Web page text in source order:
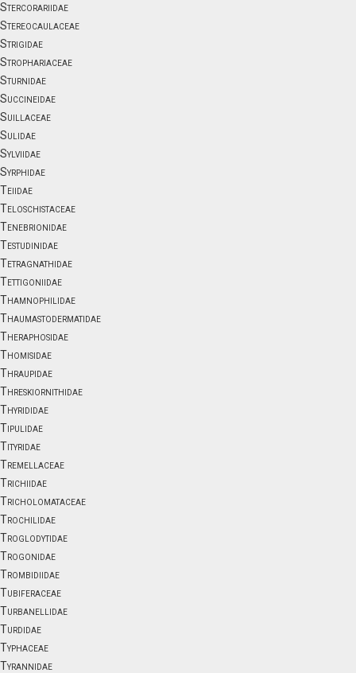
Stercorariidae
Stereocaulaceae
Strigidae
Strophariaceae
Sturnidae
Succineidae
Suillaceae
Sulidae
Sylviidae
Syrphidae
Teiidae
Teloschistaceae
Tenebrionidae
Testudinidae
Tetragnathidae
Tettigoniidae
Thamnophilidae
Thaumastodermatidae
Theraphosidae
Thomisidae
Thraupidae
Threskiornithidae
Thyrididae
Tipulidae
Tityridae
Tremellaceae
Trichiidae
Tricholomataceae
Trochilidae
Troglodytidae
Trogonidae
Trombidiidae
Tubiferaceae
Turbanellidae
Turdidae
Typhaceae
Tyrannidae